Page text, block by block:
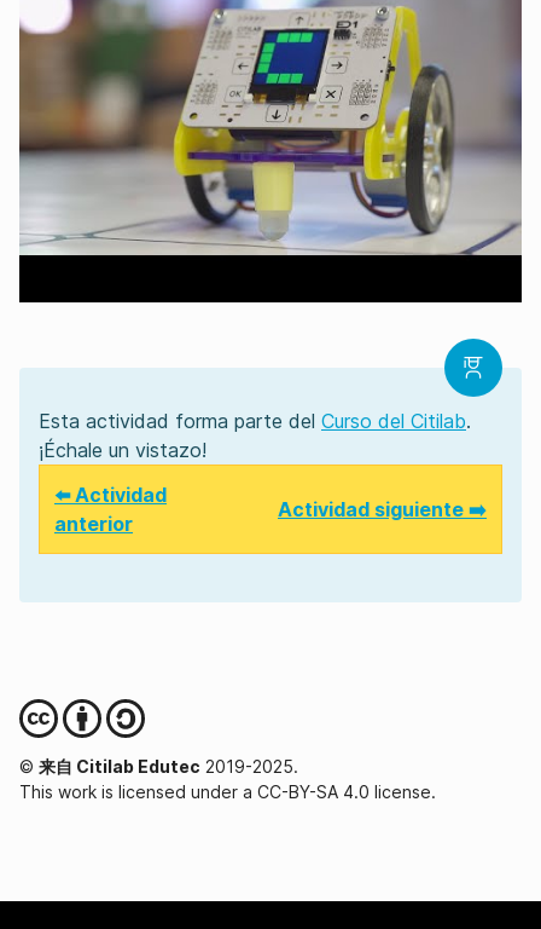
Esta actividad forma parte del Curso del Citilab.
¡Échale un vistazo!
⬅️ Actividad
anterior
Actividad siguiente ➡️
© 来自 Citilab Edutec 2019-2025.
This work is licensed under a CC-BY-SA 4.0 license.